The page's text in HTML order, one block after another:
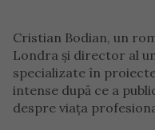
Cristian Bodian, un
Londra și director al
specializate în
intense după ce a
despre viața